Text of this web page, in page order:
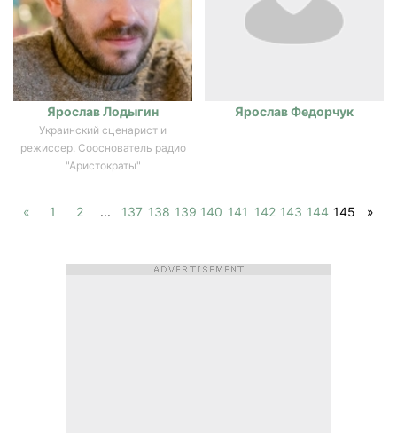
Ярослав Лодыгин
Украинский сценарист и
режиссер. Сооснователь радио
"Аристократы"
Ярослав Федорчук
« 1 2 ... 137 138 139 140 141 142 143 144 145 »